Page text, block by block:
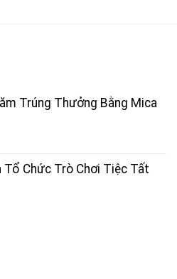
Trúng Thưởng Bằng Mica
Tổ Chức Trò Chơi Tiệc Tất